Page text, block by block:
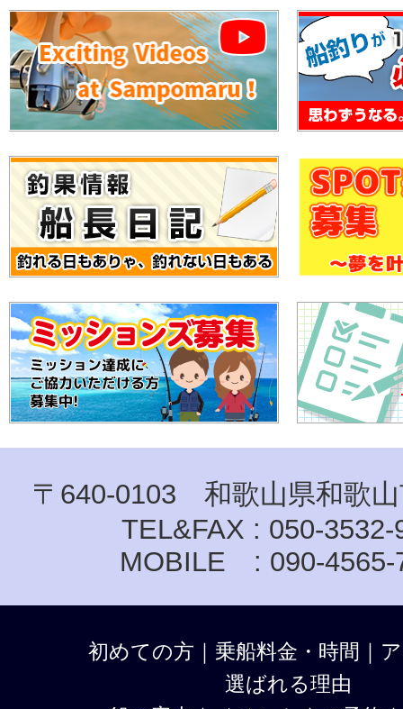
〒640-0103 和歌山県和歌山
TEL&FAX : 050-3532-
MOBILE : 090-4565-
初めての方 ｜ 乗船料金・時間 ｜
選ばれる理由